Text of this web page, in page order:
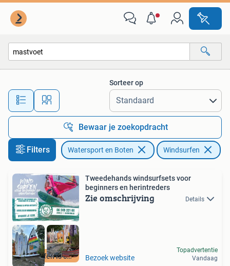
Alle afstanden…
Sorteer op
Bewaar je zoekopdracht
Filters Watersport en Boten Windsurfen
Windsurfen is cool
Tweedehands windsurfsets voor
beginners en herintreders
Zie omschrijving Details
Bezoek website
Topadvertentie
Vandaag